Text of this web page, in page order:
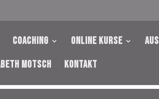
Coaching Online Kurse
Motsch
KONTAKT